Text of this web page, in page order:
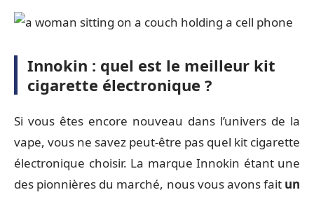
Innokin : quel est le meilleur kit
cigarette électronique ?
Si vous êtes encore nouveau dans l’univers de la
vape, vous ne savez peut-être pas quel kit cigarette
électronique choisir. La marque Innokin étant une
des pionnières du marché, nous vous avons faitun